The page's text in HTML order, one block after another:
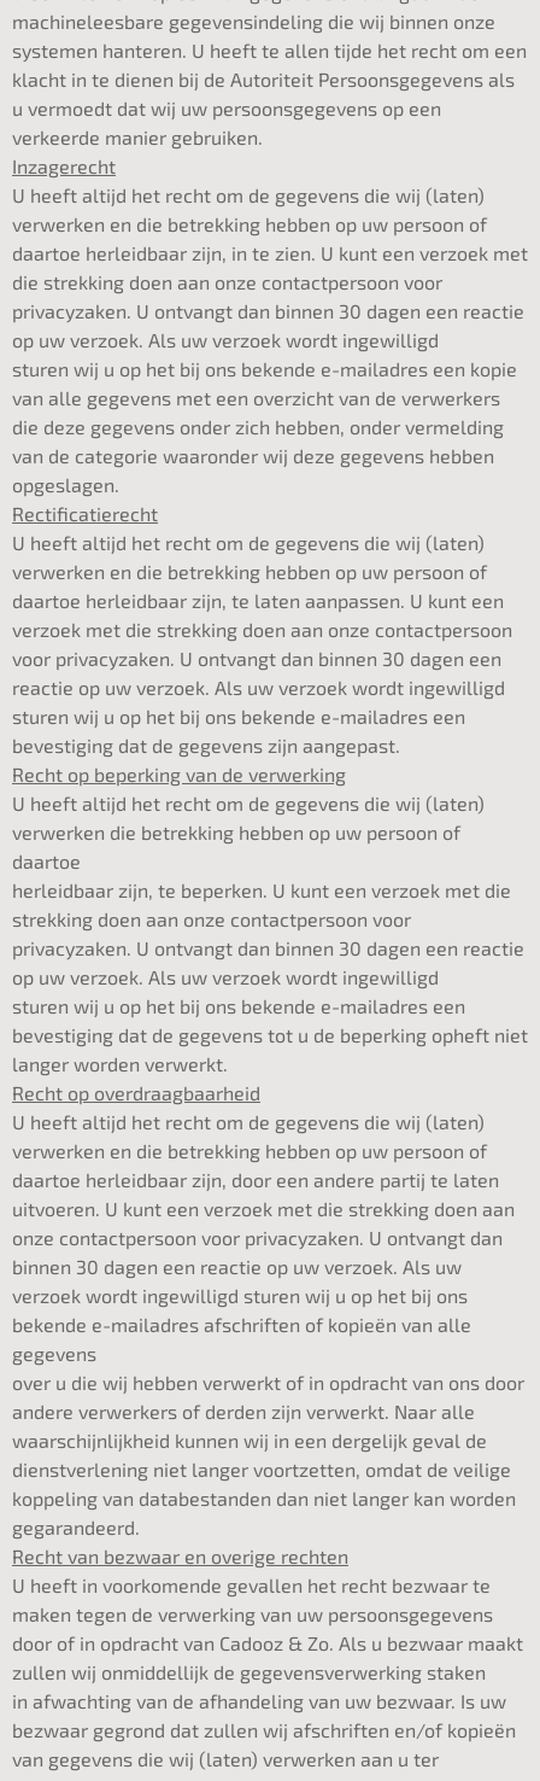
machineleesbare gegevensindeling die wij binnen onze
systemen hanteren. U heeft te allen tijde het recht om een
klacht in te dienen bij de Autoriteit Persoonsgegevens als
u vermoedt dat wij uw persoonsgegevens op een
verkeerde manier gebruiken.
Inzagerecht
U heeft altijd het recht om de gegevens die wij (laten)
verwerken en die betrekking hebben op uw persoon of
daartoe herleidbaar zijn, in te zien. U kunt een verzoek met
die strekking doen aan onze contactpersoon voor
privacyzaken. U ontvangt dan binnen 30 dagen een reactie
op uw verzoek. Als uw verzoek wordt ingewilligd
sturen wij u op het bij ons bekende e-mailadres een kopie
van alle gegevens met een overzicht van de verwerkers
die deze gegevens onder zich hebben, onder vermelding
van de categorie waaronder wij deze gegevens hebben
opgeslagen.
Rectificatierecht
U heeft altijd het recht om de gegevens die wij (laten)
verwerken en die betrekking hebben op uw persoon of
daartoe herleidbaar zijn, te laten aanpassen. U kunt een
verzoek met die strekking doen aan onze contactpersoon
voor privacyzaken. U ontvangt dan binnen 30 dagen een
reactie op uw verzoek. Als uw verzoek wordt ingewilligd
sturen wij u op het bij ons bekende e-mailadres een
bevestiging dat de gegevens zijn aangepast.
Recht op beperking van de verwerking
U heeft altijd het recht om de gegevens die wij (laten)
verwerken die betrekking hebben op uw persoon of
daartoe
herleidbaar zijn, te beperken. U kunt een verzoek met die
strekking doen aan onze contactpersoon voor
privacyzaken. U ontvangt dan binnen 30 dagen een reactie
op uw verzoek. Als uw verzoek wordt ingewilligd
sturen wij u op het bij ons bekende e-mailadres een
bevestiging dat de gegevens tot u de beperking opheft niet
langer worden verwerkt.
Recht op overdraagbaarheid
U heeft altijd het recht om de gegevens die wij (laten)
verwerken en die betrekking hebben op uw persoon of
daartoe herleidbaar zijn, door een andere partij te laten
uitvoeren. U kunt een verzoek met die strekking doen aan
onze contactpersoon voor privacyzaken. U ontvangt dan
binnen 30 dagen een reactie op uw verzoek. Als uw
verzoek wordt ingewilligd sturen wij u op het bij ons
bekende e-mailadres afschriften of kopieën van alle
gegevens
over u die wij hebben verwerkt of in opdracht van ons door
andere verwerkers of derden zijn verwerkt. Naar alle
waarschijnlijkheid kunnen wij in een dergelijk geval de
dienstverlening niet langer voortzetten, omdat de veilige
koppeling van databestanden dan niet langer kan worden
gegarandeerd.
Recht van bezwaar en overige rechten
U heeft in voorkomende gevallen het recht bezwaar te
maken tegen de verwerking van uw persoonsgegevens
door of in opdracht van Cadooz & Zo. Als u bezwaar maakt
zullen wij onmiddellijk de gegevensverwerking staken
in afwachting van de afhandeling van uw bezwaar. Is uw
bezwaar gegrond dat zullen wij afschriften en/of kopieën
van gegevens die wij (laten) verwerken aan u ter